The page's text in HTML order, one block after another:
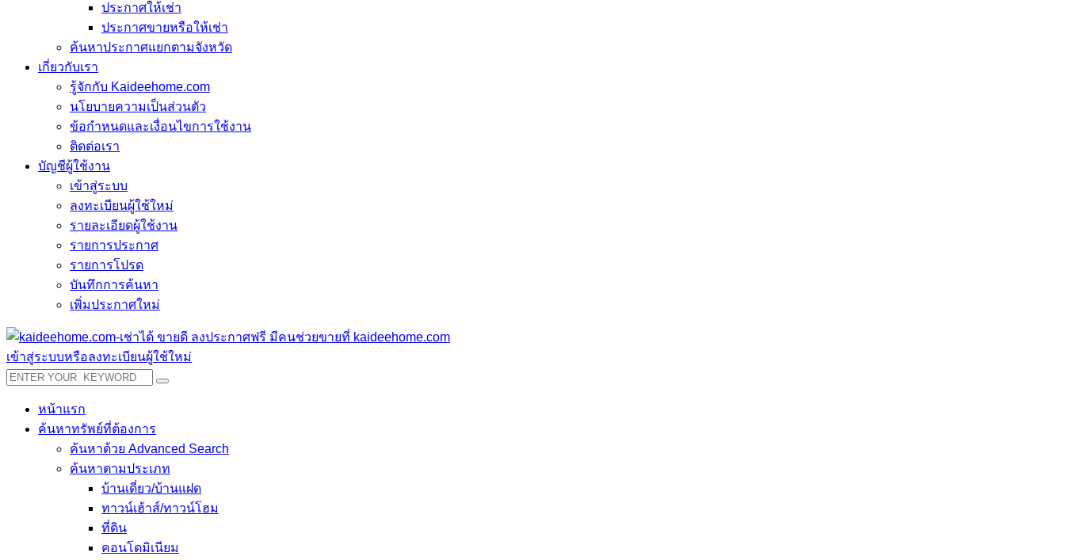
ประกาศให้เช่า
ประกาศขายหรือให้เช่า
ค้นหาประกาศแยกตามจังหวัด
เกี่ยวกับเรา
รู้จักกับ Kaideehome.com
นโยบายความเป็นส่วนตัว
ข้อกำหนดและเงื่อนไขการใช้งาน
ติดต่อเรา
บัญชีผู้ใช้งาน
เข้าสู่ระบบ
ลงทะเบียนผู้ใช้ใหม่
รายละเอียดผู้ใช้งาน
รายการประกาศ
รายการโปรด
บันทึกการค้นหา
เพิ่มประกาศใหม่
เข้าสู่ระบบหรือลงทะเบียนผู้ใช้ใหม่
หน้าแรก
ค้นหาทรัพย์ที่ต้องการ
ค้นหาด้วย Advanced Search
ค้นหาตามประเภท
บ้านเดี่ยว/บ้านแฝด
ทาวน์เฮ้าส์/ทาวน์โฮม
ที่ดิน
คอนโดมิเนียม